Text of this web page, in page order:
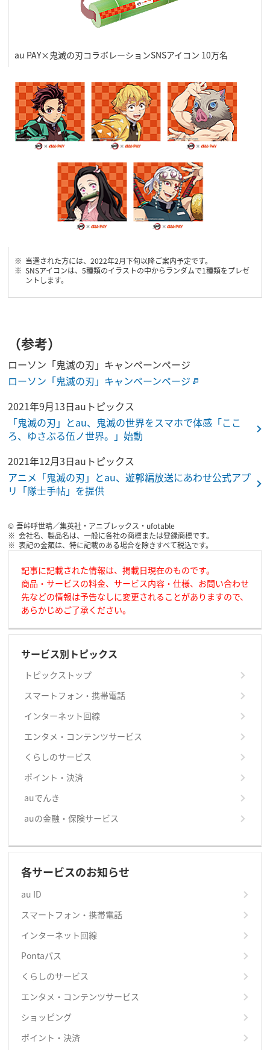
au PAY×鬼滅の刃コラボレーションSNSアイコン 10万名
当選された方には、2022年2月下旬以降ご案内予定です。
SNSアイコンは、5種類のイラストの中からランダムで1種類をプレゼ
ントします。
（参考）
ローソン「鬼滅の刃」キャンペーンページ
ローソン「鬼滅の刃」キャンペーンページ
2021年9月13日auトピックス
「鬼滅の刃」とau、鬼滅の世界をスマホで体感「ここ
ろ、ゆさぶる伍ノ世界。」始動
2021年12月3日auトピックス
アニメ「鬼滅の刃」とau、遊郭編放送にあわせ公式アプ
リ「隊士手帖」を提供
吾峠呼世晴／集英社・アニプレックス・ufotable
会社名、製品名は、一般に各社の商標または登録商標です。
表記の金額は、特に記載のある場合を除きすべて税込です。
記事に記載された情報は、掲載日現在のものです。
商品・サービスの料金、サービス内容・仕様、お問い合わせ
先などの情報は予告なしに変更されることがありますので、
あらかじめご了承ください。
サービス別トピックス
トピックストップ
スマートフォン・携帯電話
インターネット回線
エンタメ・コンテンツサービス
くらしのサービス
ポイント・決済
auでんき
auの金融・保険サービス
各サービスのお知らせ
au ID
スマートフォン・携帯電話
インターネット回線
Pontaパス
くらしのサービス
エンタメ・コンテンツサービス
ショッピング
ポイント・決済